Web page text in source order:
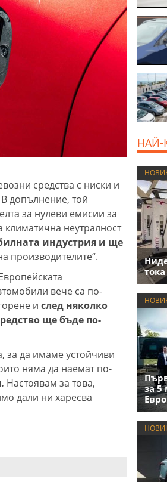
средства с ниски и
допълнение, той
за нулеви емисии за
климатична неутралност
индустрия и ще
производителите“.
вече са по-
и след няколко
ще бъде по-
за да имаме устойчиви
няма да наемат по-
Настоявам за това,
дали ни харесва
НАЙ-
за 5